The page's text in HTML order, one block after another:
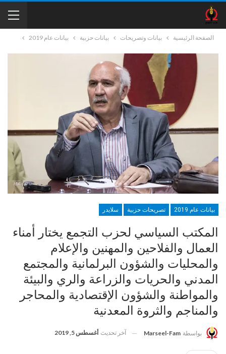
الصفحة الرئيسية بيانات وتصريحات بيانات حزبية بيانات عام 2019
بيانات عام 2019 تصريحات حزبية سلايدر
المكتب السياسي لحزب التجمع يختار أمناء
العمال والفلاحين والمهنين والإعلام
والمحليات والشؤون البرلمانية والمجتمع
المدني والحريات والزراعة والري والبيئة
والمواطنة والشؤون الإقتصادية والمحاجر
والمناجم والثروة المعدنية
بواسطة Marseel-Fam آخر تحديث أغسطس 5, 2019